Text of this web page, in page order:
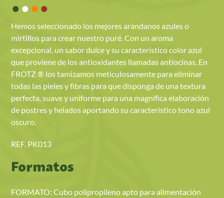
••••
Hemos seleccionado los mejores arándanos azules o
mirtillos para crear nuestro puré. Con un aroma
excepcional, un sabor dulce y su característico color azul
que proviene de los antioxidantes llamadas antiocinas. En
FROTZ ® los tamizamos meticulosamente para eliminar
todas las pieles y fibras para que disponga de una textura
perfecta, suave y uniforme para una magnifica elaboración
de postres y helados aportando su característico tono azul
oscuro.
REF. PK013
Formatos
FORMATO: Cubo polipropileno apto para alimentación